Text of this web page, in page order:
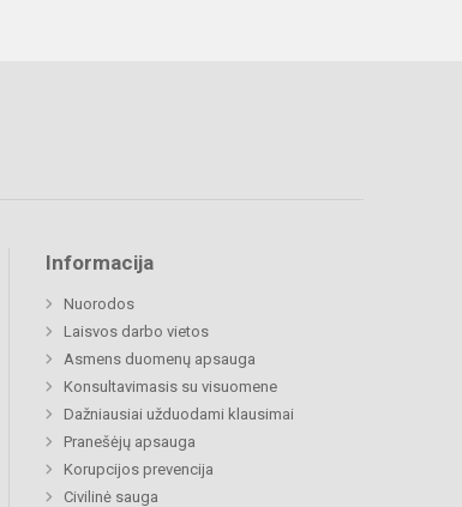
Informacija
Nuorodos
Laisvos darbo vietos
Asmens duomenų apsauga
Konsultavimasis su visuomene
Dažniausiai užduodami klausimai
Pranešėjų apsauga
Korupcijos prevencija
Civilinė sauga